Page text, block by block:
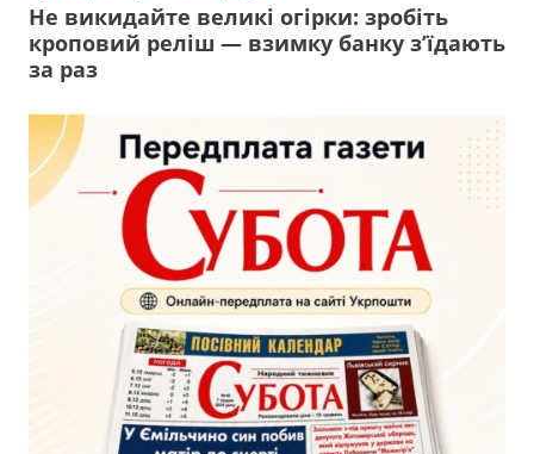
Не викидайте великі огірки: зробіть
кроповий реліш — взимку банку з’їдають
за раз